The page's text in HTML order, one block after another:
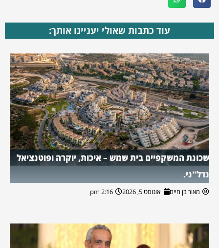
עוד כתבות שאולי יעניינו אותך:
שכונת המשקפיים בית שמש – איכות, יוקרה ופוטנציאל
נדל"ני.
מאור בן חיים אוגוסט 5, 2026 2:16 pm